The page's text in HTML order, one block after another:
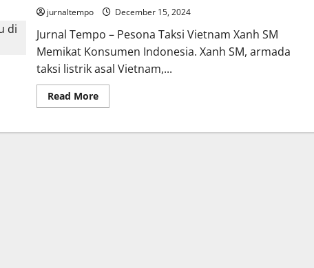
jurnaltempo December 15, 2024
Jurnal Tempo – Pesona Taksi Vietnam Xanh SM
Memikat Konsumen Indonesia. Xanh SM, armada
taksi listrik asal Vietnam,...
Read MoreRead
more
Listrik